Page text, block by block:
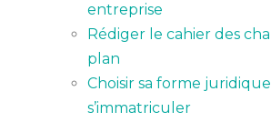
entreprise
Rédiger le cahier des
plan
Choisir sa forme
s’immatriculer